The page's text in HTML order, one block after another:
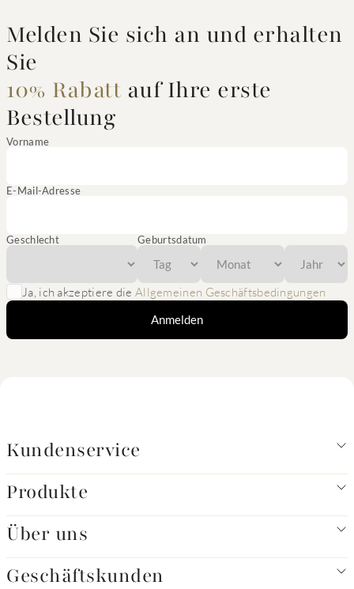
Melden Sie sich an und erhalten
Sie
10% Rabatt auf Ihre erste
Bestellung
Vorname
E-Mail-Adresse
Geschlecht Geburtsdatum
Ja, ich akzeptiere die Allgemeinen Geschäftsbedingungen
Anmelden
Kundenservice
Produkte
Über uns
Geschäftskunden